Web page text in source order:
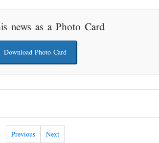
news as a Photo Card
Download Photo Card
Previous Next